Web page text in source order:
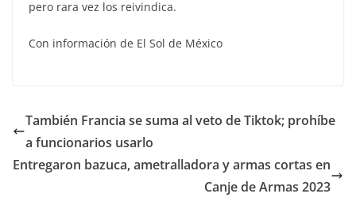
pero rara vez los reivindica.
Con información de El Sol de México
También Francia se suma al veto de Tiktok; prohíbe
a funcionarios usarlo
Entregaron bazuca, ametralladora y armas cortas en
Canje de Armas 2023